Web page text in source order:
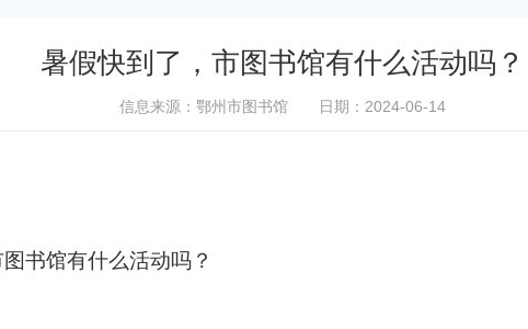
暑假快到了，市图书馆有什么活动吗？
信息来源：鄂州市图书馆 日期：2024-06-14
书馆有什么活动吗？